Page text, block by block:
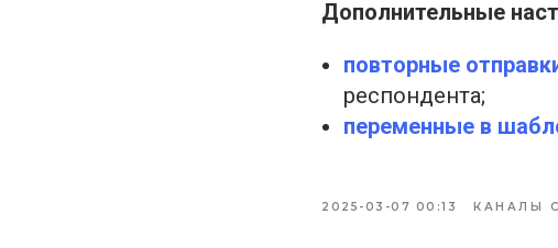
Дополнительные
повторные
респондента;
переменные в
2025-03-07 00:13 КАНАЛЫ